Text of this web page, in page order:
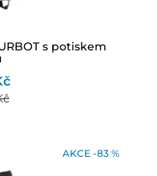
s potiskem
AKCE -83 %